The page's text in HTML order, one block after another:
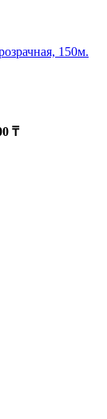
150м.
₸